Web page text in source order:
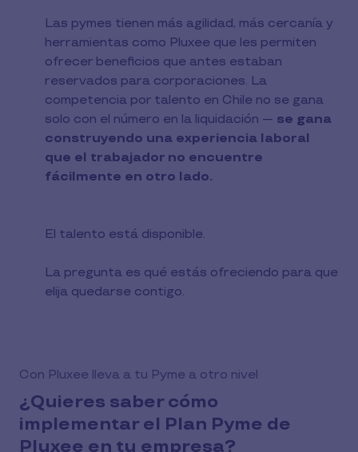
Las pymes tienen más agilidad, más cercanía y
herramientas como Pluxee que les permiten
ofrecer beneficios que antes estaban
reservados para corporaciones. La
competencia por talento en Chile no se gana
solo con el número en la liquidación — se gana
construyendo una experiencia laboral
que el trabajador no encuentre
fácilmente en otro lado.
El talento está disponible.
La pregunta es qué estás ofreciendo para que
elija quedarse contigo.
Con Pluxee lleva a tu Pyme a otro nivel
¿Quieres saber cómo
implementar el Plan Pyme de
Pluxee en tu empresa?